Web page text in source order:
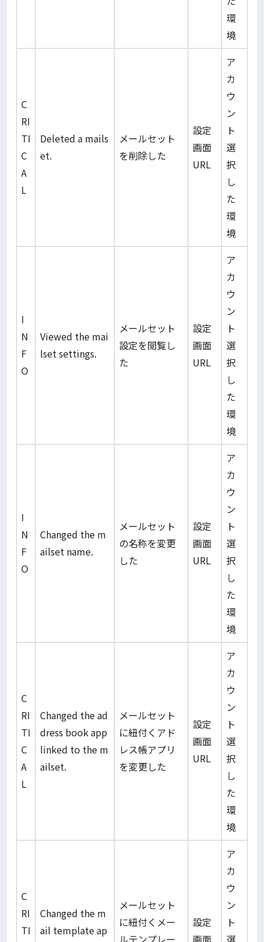
環
境
C
RI
TI
C
A
L
Deleted a mails
et.
メールセット
を削除した
設定
画面
URL
ア
カ
ウ
ン
ト
選
択
し
た
環
境
I
N
F
O
Viewed the mai
lset settings.
メールセット
設定を閲覧し
た
設定
画面
URL
ア
カ
ウ
ン
ト
選
択
し
た
環
境
I
N
F
O
Changed the m
ailset name.
メールセット
の名称を変更
した
設定
画面
URL
ア
カ
ウ
ン
ト
選
択
し
た
環
境
C
RI
TI
C
A
L
Changed the ad
dress book app
linked to the m
ailset.
メールセット
に紐付くアド
レス帳アプリ
を変更した
設定
画面
URL
ア
カ
ウ
ン
ト
選
択
し
た
環
境
C
RI
TI
Changed the m
ail template ap
メールセット
に紐付くメー
ルテンプレー
設定
画面
ア
カ
ウ
ン
ト
選